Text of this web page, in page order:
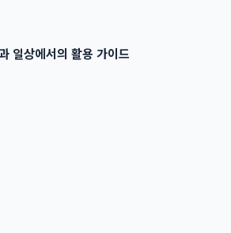
일상에서의 활용 가이드